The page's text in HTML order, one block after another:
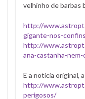
velhinho de barbas
http://
gigante-nos-
http://
ana-castanha-
E a notícia original,
http://
perigosos/